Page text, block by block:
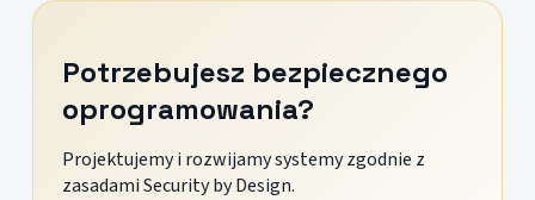
Potrzebujesz bezpiecznego
oprogramowania?
Projektujemy i rozwijamy systemy zgodnie z
zasadami Security by Design.